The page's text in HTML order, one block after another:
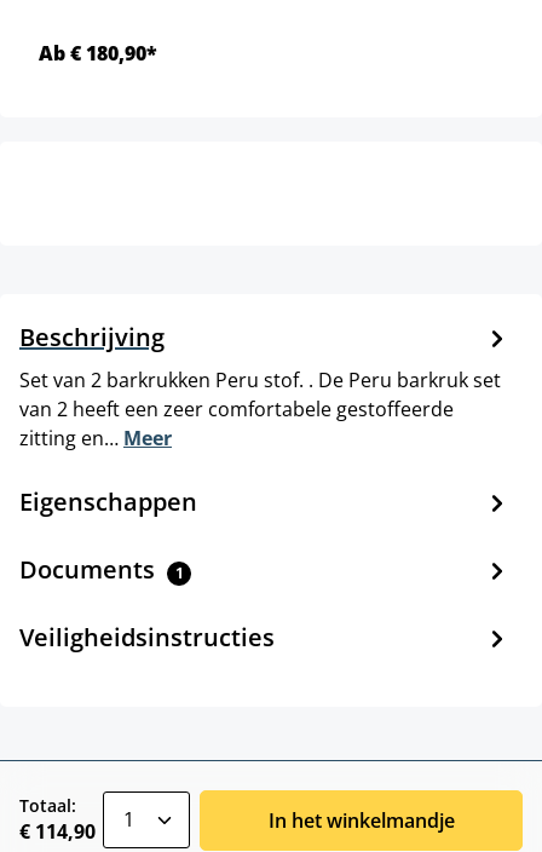
Ab € 180,90*
Beschrijving
Set van 2 barkrukken Peru stof. . De Peru barkruk set
van 2 heeft een zeer comfortabele gestoffeerde
zitting en… Meer
Eigenschappen
Documents 1
Veiligheidsinstructies
Totaal:
€ 114,90 In het winkelmandje